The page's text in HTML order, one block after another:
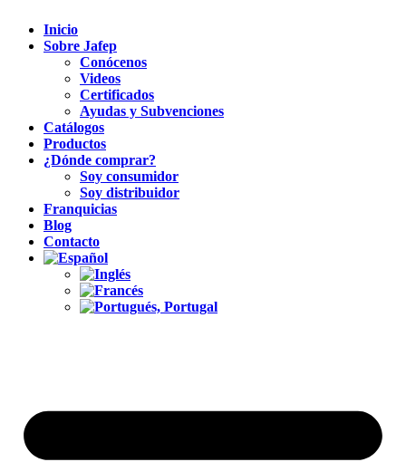
Inicio
Sobre Jafep
Conócenos
Videos
Certificados
Ayudas y Subvenciones
Catálogos
Productos
¿Dónde comprar?
Soy consumidor
Soy distribuidor
Franquicias
Blog
Contacto